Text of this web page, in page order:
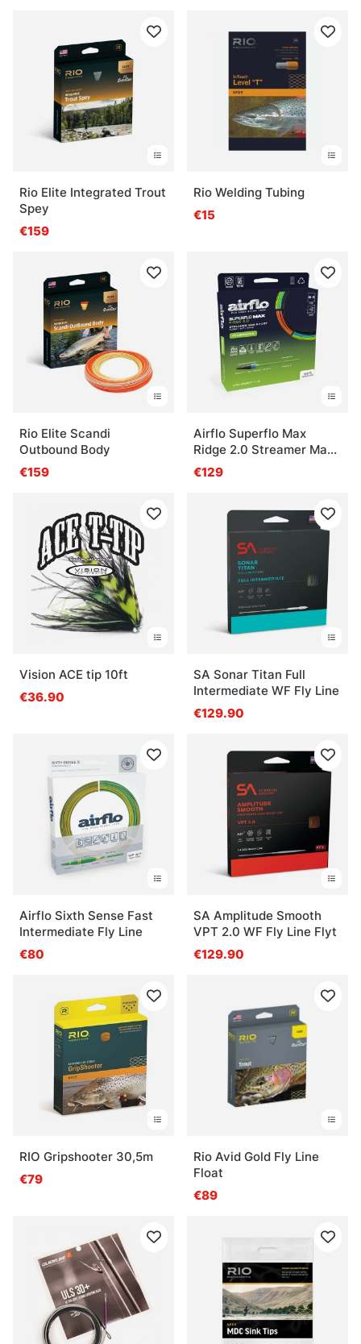
Rio Elite Integrated Trout
Spey
€159
Rio Welding Tubing
€15
Rio Elite Scandi
Outbound Body
€159
Airflo Superflo Max
Ridge 2.0 Streamer Max
Short
€129
Vision ACE tip 10ft
€36.90
SA Sonar Titan Full
Intermediate WF Fly Line
€129.90
Airflo Sixth Sense Fast
Intermediate Fly Line
€80
SA Amplitude Smooth
VPT 2.0 WF Fly Line Flyt
€129.90
RIO Gripshooter 30,5m
€79
Rio Avid Gold Fly Line
Float
€89